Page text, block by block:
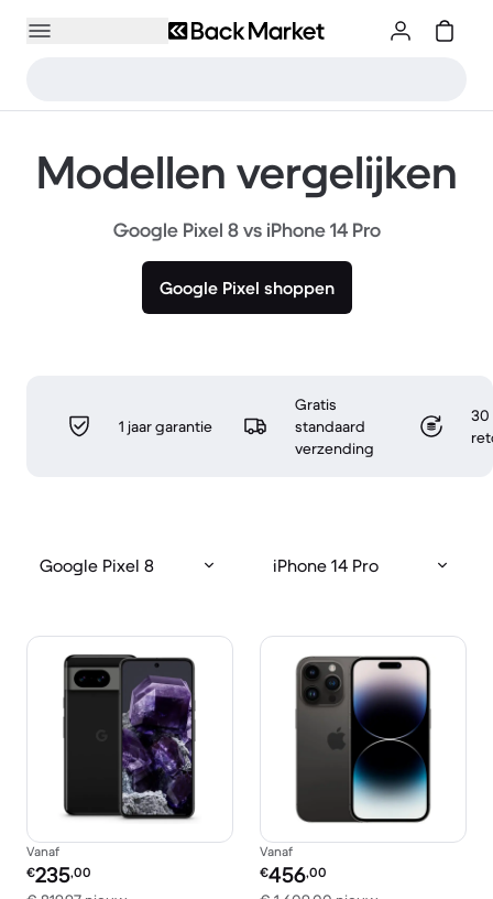
Modellen vergelijken
Google Pixel 8 vs iPhone 14 Pro
Google Pixel shoppen
1 jaar garantie
Gratis
standaard
verzending
30
Google Pixel 8 iPhone 14 Pro
Vanaf
Refurbished prijs:
€235,00
Vanaf
Refurbished prijs:
€456,00